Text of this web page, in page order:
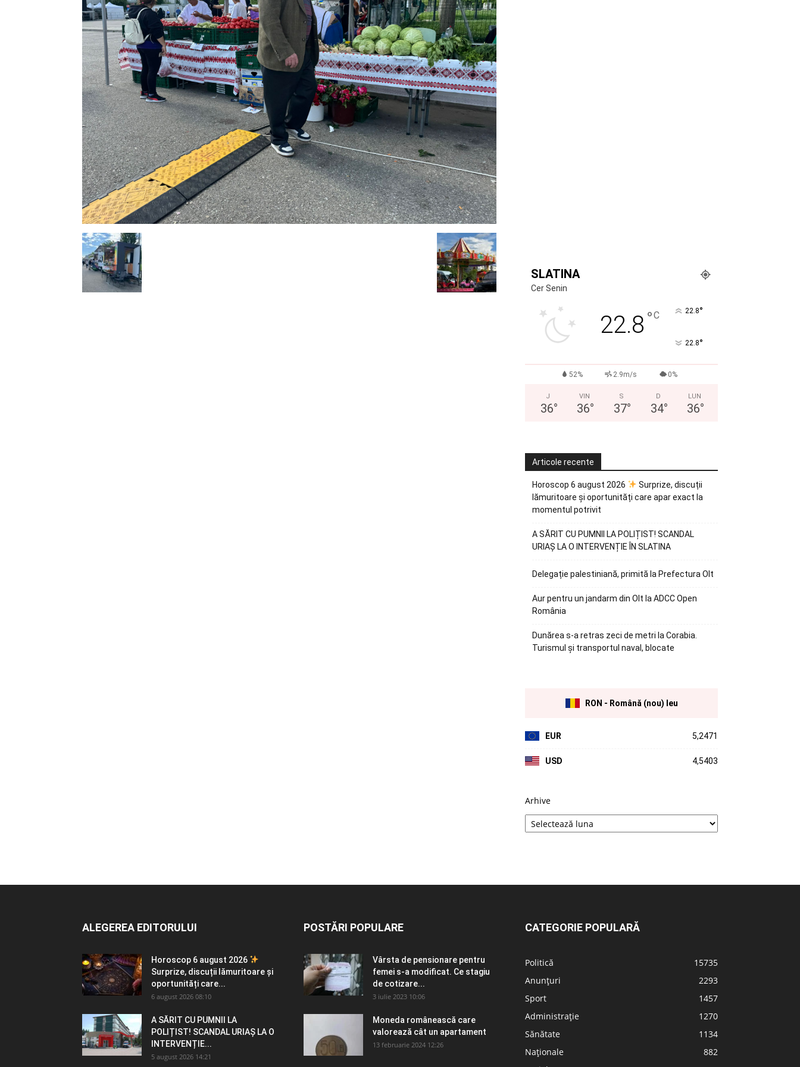
SLATINA
Cer Senin
22.8 °C 22.8°
22.8°
52% 2.9m/s 0%
J
36°
VIN
36°
S
37°
D
34°
LUN
36°
Articole recente
Horoscop 6 august 2026
Surprize, discuții
lămuritoare și oportunități care apar exact la
momentul potrivit
A SĂRIT CU PUMNII LA POLIȚIST! SCANDAL
URIAȘ LA O INTERVENȚIE ÎN SLATINA
Delegație palestiniană, primită la Prefectura Olt
Aur pentru un jandarm din Olt la ADCC Open
România
Dunărea s-a retras zeci de metri la Corabia.
Turismul și transportul naval, blocate
RON - Română (nou) leu
EUR 5,2471
USD 4,5403
Arhive
ALEGEREA EDITORULUI
Horoscop 6 august 2026
Surprize, discuții lămuritoare și
oportunități care...
6 august 2026 08:10
A SĂRIT CU PUMNII LA
POLIȚIST! SCANDAL URIAȘ LA O
INTERVENȚIE...
5 august 2026 14:21
POSTĂRI POPULARE
Vârsta de pensionare pentru
femei s-a modificat. Ce stagiu
de cotizare...
3 iulie 2023 10:06
Moneda românească care
valorează cât un apartament
13 februarie 2024 12:26
CATEGORIE POPULARĂ
Politică
15735
Anunțuri
2293
Sport
1457
Administrație
1270
Sănătate
1134
Naționale
882